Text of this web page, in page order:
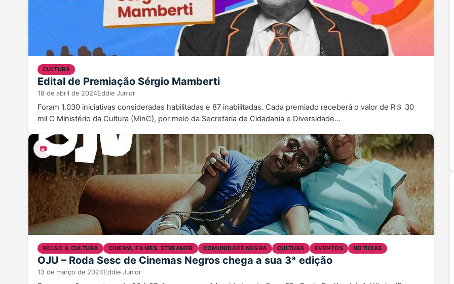
CULTURA
Edital de Premiação Sérgio Mamberti
18 de abril de 2024Eddie Junior
Foram 1.030 iniciativas consideradas habilitadas e 87 inabilitadas. Cada premiado receberá o valor de R＄ 30
mil O Ministério da Cultura (MinC), por meio da Secretaria de Cidadania e Diversidade…
📷
BOLSO & CULTURA CINEMA, FILMES, STREAMER COMUNIDADE NEGRA CULTURA EVENTOS NOTICIAS
OJU – Roda Sesc de Cinemas Negros chega a sua 3ª edição
13 de março de 2024Eddie Junior